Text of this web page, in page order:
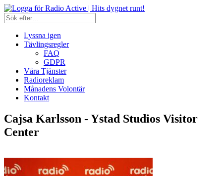
Lyssna igen
Tävlingsregler
FAQ
GDPR
Våra Tjänster
Radioreklam
Månadens Volontär
Kontakt
Cajsa Karlsson - Ystad Studios Visitor
Center